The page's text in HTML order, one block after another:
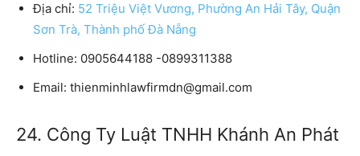
Địa chỉ: 52 Triệu Việt Vương, Phường An Hải Tây, Quận
Sơn Trà, Thành phố Đà Nẵng
Hotline: 0905644188 -0899311388
Email: thienminhlawfirmdn@gmail.com
24. Công Ty Luật TNHH Khánh An Phát